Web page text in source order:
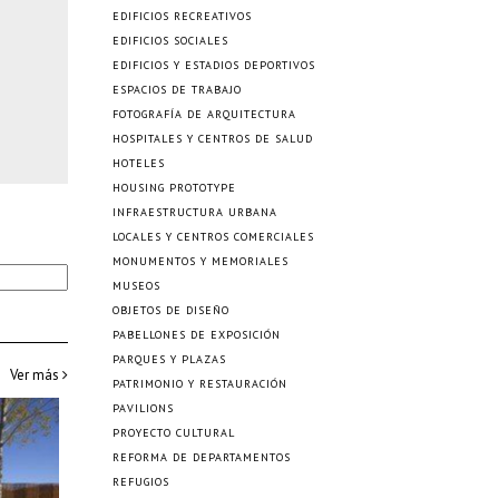
Ver más
EDIFICIOS RECREATIVOS
EDIFICIOS SOCIALES
EDIFICIOS Y ESTADIOS DEPORTIVOS
ESPACIOS DE TRABAJO
FOTOGRAFÍA DE ARQUITECTURA
HOSPITALES Y CENTROS DE SALUD
HOTELES
HOUSING PROTOTYPE
INFRAESTRUCTURA URBANA
LOCALES Y CENTROS COMERCIALES
MONUMENTOS Y MEMORIALES
MUSEOS
OBJETOS DE DISEÑO
PABELLONES DE EXPOSICIÓN
PARQUES Y PLAZAS
PATRIMONIO Y RESTAURACIÓN
PAVILIONS
PROYECTO CULTURAL
REFORMA DE DEPARTAMENTOS
REFUGIOS